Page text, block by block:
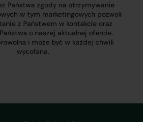
Państwa zgody na otrzymywanie
w tym marketingowych pozwoli
z Państwem w kontakcie oraz
o naszej aktualnej ofercie.
i może być w każdej chwili
wycofana.